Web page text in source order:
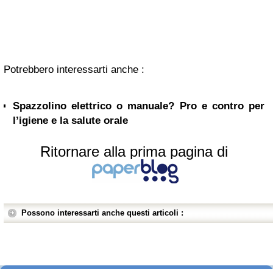
Potrebbero interessarti anche :
Spazzolino elettrico o manuale? Pro e contro per
l’igiene e la salute orale
Ritornare alla prima pagina di
Possono interessarti anche questi articoli :